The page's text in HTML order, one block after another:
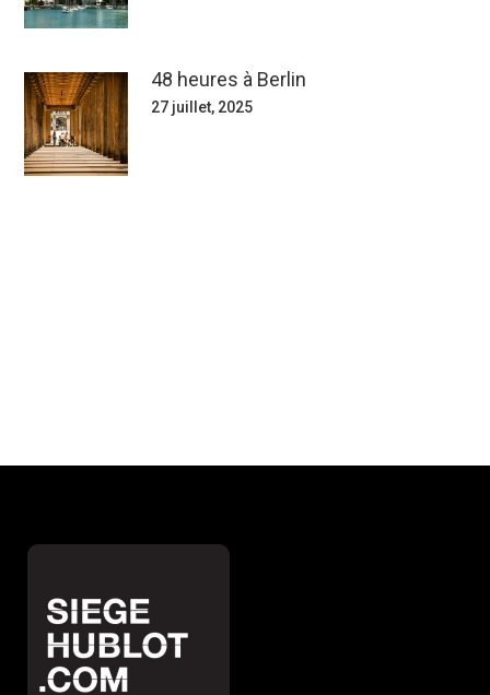
48 heures à Berlin
27 juillet, 2025